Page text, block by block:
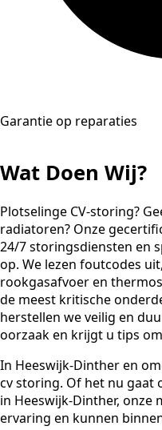
Garantie op reparaties
Wat Doen Wij?
Plotselinge CV-storing?
radiatoren? Onze
24/7 storingsdiensten en
op. We lezen foutcodes
rookgasafvoer en
de meest kritische
herstellen we veilig en
oorzaak en krijgt u tips
In Heeswijk-Dinther en
cv storing. Of het nu gaat
in Heeswijk-Dinther, onze
ervaring en kunnen